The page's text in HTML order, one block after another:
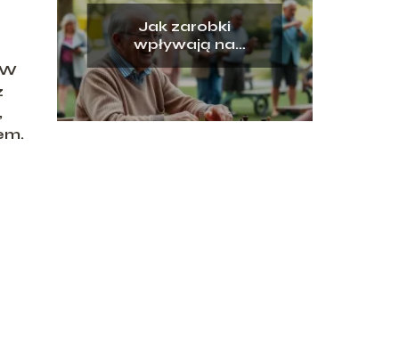
Jak zarobki
wpływają na
przyszłą emeryturę?